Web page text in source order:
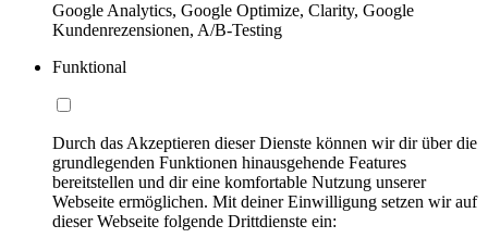
Google Analytics, Google Optimize, Clarity, Google
Kundenrezensionen, A/B-Testing
Funktional
Durch das Akzeptieren dieser Dienste können wir dir über die
grundlegenden Funktionen hinausgehende Features
bereitstellen und dir eine komfortable Nutzung unserer
Webseite ermöglichen. Mit deiner Einwilligung setzen wir auf
dieser Webseite folgende Drittdienste ein: